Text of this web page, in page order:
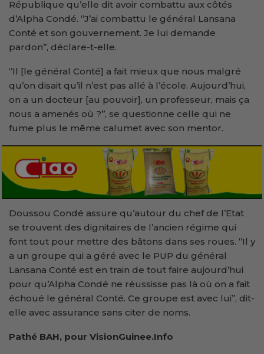
République qu’elle dit avoir combattu aux côtés
d’Alpha Condé. ‘’J’ai combattu le général Lansana
Conté et son gouvernement. Je lui demande
pardon’’, déclare-t-elle.
‘’Il [le général Conté] a fait mieux que nous malgré
qu’on disait qu’il n’est pas allé à l’école. Aujourd’hui,
on a un docteur [au pouvoir], un professeur, mais ça
nous a amenés où ?’’, se questionne celle qui ne
fume plus le même calumet avec son mentor.
Doussou Condé assure qu’autour du chef de l’Etat
se trouvent des dignitaires de l’ancien régime qui
font tout pour mettre des bâtons dans ses roues. ‘’Il y
a un groupe qui a géré avec le PUP du général
Lansana Conté est en train de tout faire aujourd’hui
pour qu’Alpha Condé ne réussisse pas là où on a fait
échoué le général Conté. Ce groupe est avec lui’’, dit-
elle avec assurance sans citer de noms.
Pathé BAH, pour VisionGuinee.Info